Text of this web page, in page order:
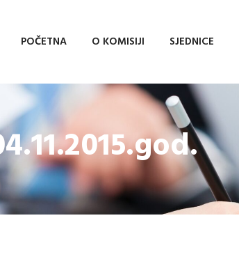
POČETNA O KOMISIJI SJEDNICE